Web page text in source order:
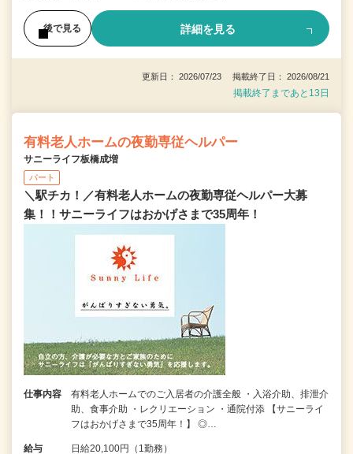
後で見る 詳細を見る
更新日： 2026/07/23 掲載終了日： 2026/08/21
掲載終了まであと13日
有料老人ホームの夜勤専従ヘルパー
サニーライフ板橋成増
パート
＼駅チカ！／有料老人ホームの夜勤専従ヘルパー大募
集！！サニーライフはおかげさまで35周年！
仕事内容
有料老人ホームでのご入居者の介護全般 ・入浴介助、排泄介
助、食事介助 ・レクリエーション ・通院付添 【サニーライ
フはおかげさまで35周年！】 ◎…
給与 日給20,100円（1勤務）